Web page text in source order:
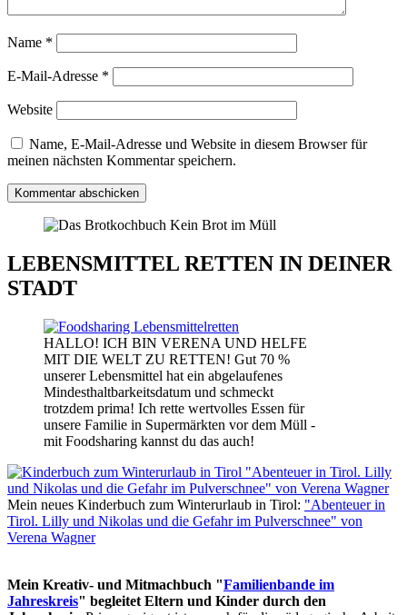
Name *
E-Mail-Adresse *
Website
Name, E-Mail-Adresse und Website in diesem Browser für
meinen nächsten Kommentar speichern.
LEBENSMITTEL RETTEN IN DEINER
STADT
HALLO! ICH BIN VERENA UND HELFE
MIT DIE WELT ZU RETTEN! Gut 70 %
unserer Lebensmittel hat ein abgelaufenes
Mindesthaltbarkeitsdatum und schmeckt
trotzdem prima! Ich rette wertvolles Essen für
unsere Familie in Supermärkten vor dem Müll -
mit Foodsharing kannst du das auch!
Mein neues Kinderbuch zum Winterurlaub in Tirol: "Abenteuer in
Tirol. Lilly und Nikolas und die Gefahr im Pulverschnee" von
Verena Wagner
Mein Kreativ- und Mitmachbuch "Familienbande im
Jahreskreis" begleitet Eltern und Kinder durch den